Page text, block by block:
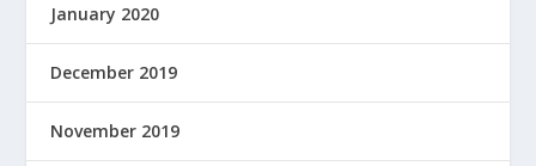
January 2020
December 2019
November 2019